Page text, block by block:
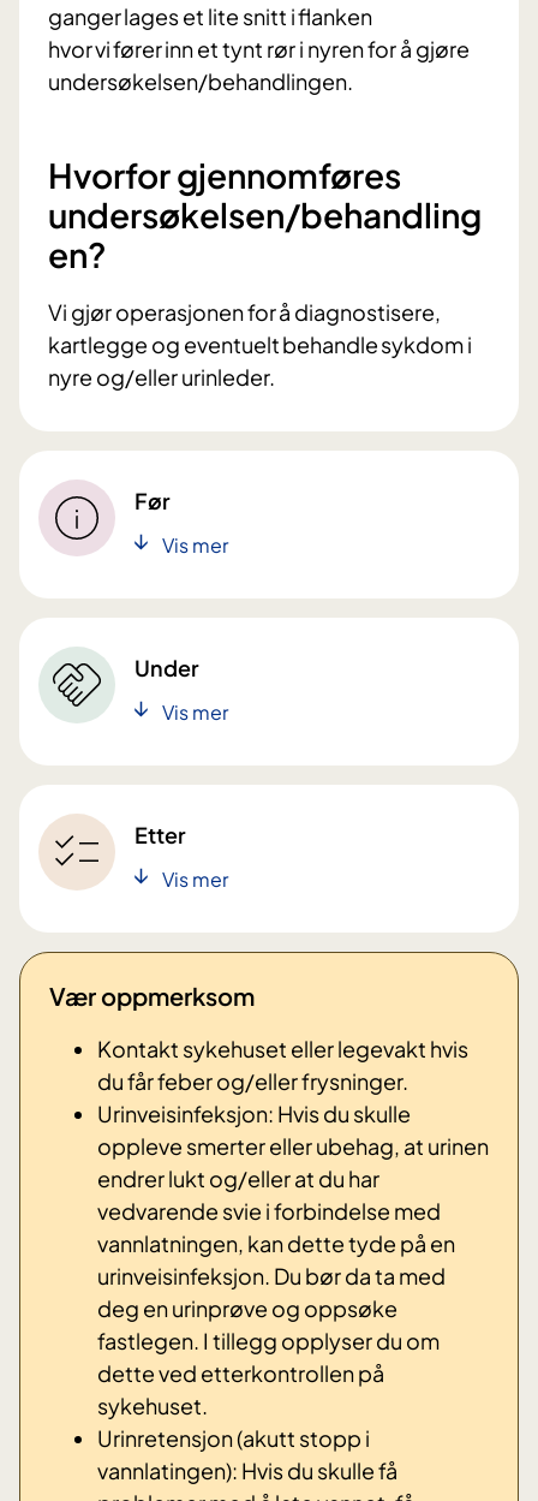
ganger lages et lite snitt i flanken
hvor vi fører inn et tynt rør i nyren for å gjøre
undersøkelsen/behandlingen.
Hvorfor gjennomføres
undersøkelsen/behandling
en?
Vi gjør operasjonen for å diagnostisere,
kartlegge og eventuelt behandle sykdom i
nyre og/eller urinleder.
Før
Vis mer
Under
Vis mer
Etter
Vis mer
Vær oppmerksom
Kontakt sykehuset eller legevakt hvis
du får feber og/eller frysninger.
Urinveisinfeksjon: Hvis du skulle
oppleve smerter eller ubehag, at urinen
endrer lukt og/eller at du har
vedvarende svie i forbindelse med
vannlatningen, kan dette tyde på en
urinveisinfeksjon. Du bør da ta med
deg en urinprøve og oppsøke
fastlegen. I tillegg opplyser du om
dette ved etterkontrollen på
sykehuset.
Urinretensjon (akutt stopp i
vannlatingen): Hvis du skulle få